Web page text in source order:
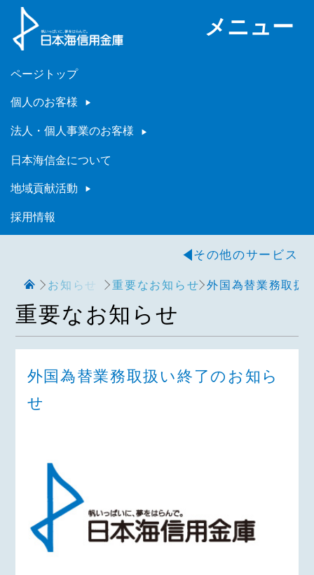
メニュー
ページトップ
個人のお客様
法人・個人事業のお客様
日本海信金について
地域貢献活動
採用情報
その他のサービス
お知らせ 重要なお知らせ 外国為替業務取扱
重要なお知らせ
外国為替業務取扱い終了のお知ら
せ